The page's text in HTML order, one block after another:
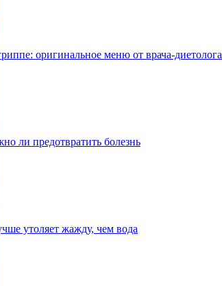
оригинальное меню от врача-диетолога
ли предотвратить болезнь
утоляет жажду, чем вода